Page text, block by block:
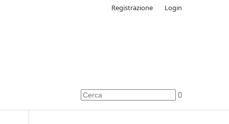
Registrazione Login